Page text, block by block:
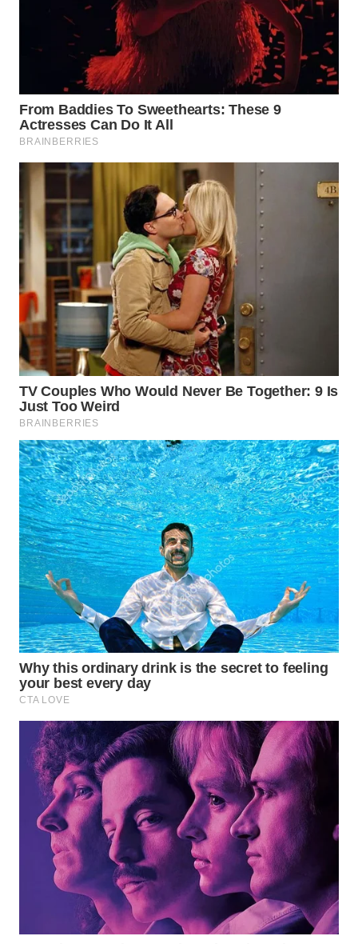
PRIANGAN
SEMARANG
WN
SOLO
WN
BOROBUDUR
WN
MADURA
WN
SURABAYA
WN
NATUNA
WN
BINTAN
WN
MANDALIKA
WN
LIKUPANG
WN
LABUANBAJO
WN
Wahana
Media
WAHANA
NEWS
WAHANA
TANI
WAHANA